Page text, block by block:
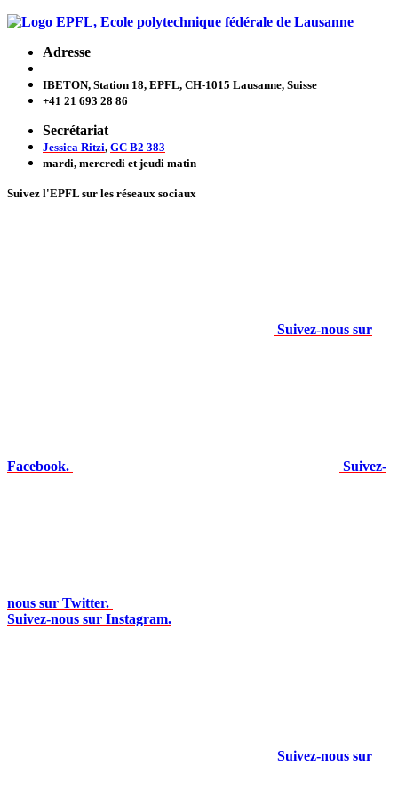
Adresse
IBETON, Station 18, EPFL, CH-1015 Lausanne, Suisse
+41 21 693 28 86
Secrétariat
Jessica Ritzi, GC B2 383
mardi, mercredi et jeudi matin
Suivez l'EPFL sur les réseaux sociaux
Suivez-nous sur
Facebook. Suivez-
nous sur Twitter.
Suivez-nous sur Instagram.
Suivez-nous sur